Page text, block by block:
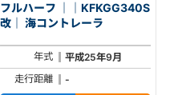
フルハーフ ｜｜KFKGG340S
改｜ 海コントレーラ
年式
平成25年9月
走行距離
-